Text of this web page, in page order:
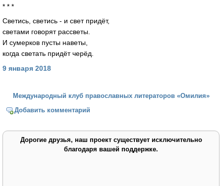
* * *
Светись, светись - и свет придёт,
светами говорят рассветы.
И сумерков пусты наветы,
когда светать придёт черёд.
9 января 2018
Международный клуб православных литераторов «Омилия»
Добавить комментарий
Дорогие друзья, наш проект существует исключительно
благодаря вашей поддержке.